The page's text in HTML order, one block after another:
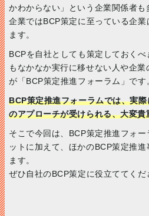
かわからない」という企業関係者
企業ではBCP策定に至っている企
ます。
BCPを自社としても策定しておく
もなかなか実行に移せない人や企
が「BCP策定推進フォーラム」です
BCP策定推進フォーラムでは、実
のアプローチが受けられる、大変貴
そこで今回は、BCP策定推進フォ
ットに加えて、ほかのBCP策定推
ます。
ぜひ自社のBCP策定に役立ててくだ